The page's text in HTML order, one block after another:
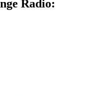
Radio: